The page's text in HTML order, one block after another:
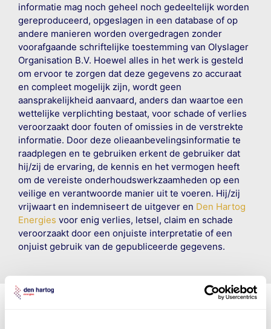
informatie mag noch geheel noch gedeeltelijk worden
gereproduceerd, opgeslagen in een database of op
andere manieren worden overgedragen zonder
voorafgaande schriftelijke toestemming van Olyslager
Organisation B.V. Hoewel alles in het werk is gesteld
om ervoor te zorgen dat deze gegevens zo accuraat
en compleet mogelijk zijn, wordt geen
aansprakelijkheid aanvaard, anders dan waartoe een
wettelijke verplichting bestaat, voor schade of verlies
veroorzaakt door fouten of omissies in de verstrekte
informatie. Door deze olieaanbevelingsinformatie te
raadplegen en te gebruiken erkent de gebruiker dat
hij/zij de ervaring, de kennis en het vermogen heeft
om de vereiste onderhoudswerkzaamheden op een
veilige en verantwoorde manier uit te voeren. Hij/zij
vrijwaart en indemniseert de uitgever en Den Hartog
Energies voor enig verlies, letsel, claim en schade
veroorzaakt door een onjuiste interpretatie of een
onjuist gebruik van de gepubliceerde gegevens.